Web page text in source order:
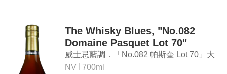
The Whisky Blues, "No.082
Domaine Pasquet Lot 70"
Grande Champagne Cognac
威士忌藍調．「No.082 帕斯奎 Lot 70」大
香檳區 干邑白蘭地
NV
700ml